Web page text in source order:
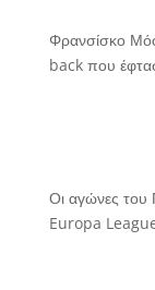
Φρανσίσκο
back που
Οι αγώνες του
Europa League